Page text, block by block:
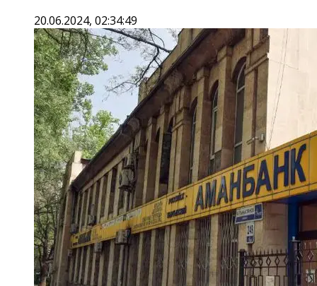
20.06.2024, 02:34:49